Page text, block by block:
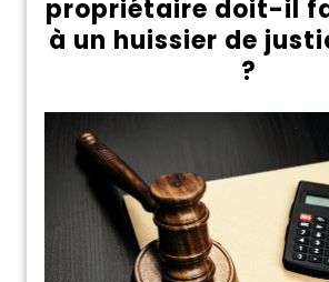
propriétaire doit-il
à un huissier de
?